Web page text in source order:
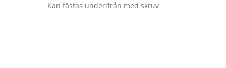
Kan fästas underifrån med skruv